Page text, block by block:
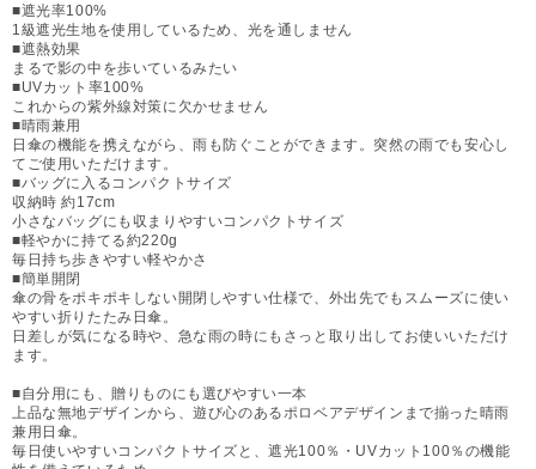
■遮光率100%
1級遮光生地を使用しているため、光を通しません
■遮熱効果
まるで影の中を歩いているみたい
■UVカット率100%
これからの紫外線対策に欠かせません
■晴雨兼用
日傘の機能を携えながら、雨も防ぐことができます。突然の雨でも安心し
てご使用いただけます。
■バッグに入るコンパクトサイズ
収納時 約17cm
小さなバッグにも収まりやすいコンパクトサイズ
■軽やかに持てる約220g
毎日持ち歩きやすい軽やかさ
■簡単開閉
傘の骨をポキポキしない開閉しやすい仕様で、外出先でもスムーズに使い
やすい折りたたみ日傘。
日差しが気になる時や、急な雨の時にもさっと取り出してお使いいただけ
ます。
■自分用にも、贈りものにも選びやすい一本
上品な無地デザインから、遊び心のあるポロベアデザインまで揃った晴雨
兼用日傘。
毎日使いやすいコンパクトサイズと、遮光100％・UVカット100％の機能